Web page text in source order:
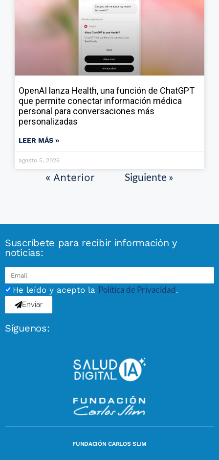
OpenAI lanza Health, una función de ChatGPT
que permite conectar información médica
personal para conversaciones más
personalizadas
LEER MÁS »
agosto 5, 2026
« Anterior Siguiente »
Suscríbete para recibir información y
noticias:
He leído y acepto la Política de Privacidad.
Enviar
Síguenos:
FUNDACIÓN CARLOS SLIM